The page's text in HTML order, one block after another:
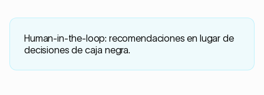
Human-in-the-loop: recomendaciones en lugar de
decisiones de caja negra.